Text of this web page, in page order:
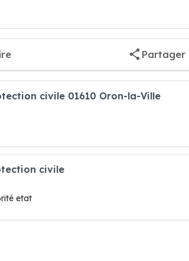
Partager
civile 01610 Oron-la-Ville
civile
etat